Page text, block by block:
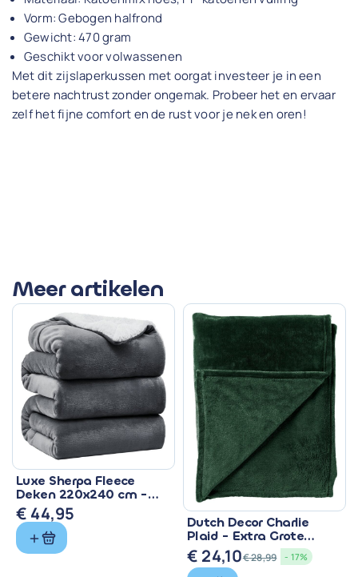
Vorm: Gebogen halfrond
Gewicht: 470 gram
Geschikt voor volwassenen
Met dit zijslaperkussen met oorgat investeer je in een
betere nachtrust zonder ongemak. Probeer het en ervaar
zelf het fijne comfort en de rust voor je nek en oren!
Meer artikelen
Luxe Sherpa Fleece
Deken 220x240 cm -
Superzacht & Warm
€ 44,95
Dutch Decor Charlie
Plaid - Extra Grote
Fleece Deken Groen
€28,99
Oorspronkelijke
€ 24,10
Huidige
- 17%